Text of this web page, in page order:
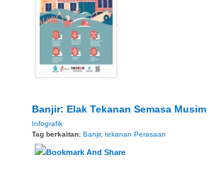
Banjir: Elak Tekanan Semasa
Infografik
Tag berkaitan: Banjir, tekanan Perasaan